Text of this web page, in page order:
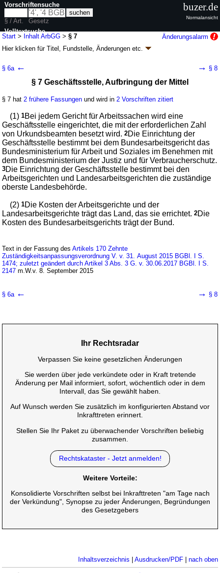
Start > Inhalt ArbGG >§ 7
Änderungsalarm
Hier klicken fürTitel, Fundstelle, Änderungen etc.
Artikel 7 G. v. 20.05.2026BGBl. 2026 I Nr. 152
Arbeitsgerichte
Erster Teil Allgemeine Vorschriften
§ 6a ← → § 8
§ 7 Geschäftsstelle, Aufbringung der Mittel
§ 7 hat 2 frühere Fassungen und wird in 2 Vorschriften zitiert
(1)1Bei jedem Gericht für Arbeitssachen wird eine
Geschäftsstelle eingerichtet, die mit der erforderlichen Zahl
von Urkundsbeamten besetzt wird.2Die Einrichtung der
Geschäftsstelle bestimmt bei dem Bundesarbeitsgericht das
Bundesministerium für Arbeit und Soziales im Benehmen mit
dem Bundesministerium der Justiz und für Verbraucherschutz.
3Die Einrichtung der Geschäftsstelle bestimmt bei den
Arbeitsgerichten und Landesarbeitsgerichten die zuständige
oberste Landesbehörde.
(2)1Die Kosten der Arbeitsgerichte und der
Landesarbeitsgerichte trägt das Land, das sie errichtet.2Die
Kosten des Bundesarbeitsgerichts trägt der Bund.
Text in der Fassung desArtikels 170 Zehnte
Zuständigkeitsanpassungsverordnung V. v. 31. August 2015 BGBl. I S.
1474; zuletzt geändert durch Artikel 3 Abs. 3 G. v. 30.06.2017 BGBl. I S.
2147 m.W.v. 8. September 2015
§ 6a ← → § 8
Ihr Rechtsradar
Verpassen Sie keine gesetzlichen Änderungen
Sie werden über jede verkündete oder in Kraft tretende
Änderung per Mail informiert, sofort, wöchentlich oder in dem
Intervall, das Sie gewählt haben.
Auf Wunsch werden Sie zusätzlich im konfigurierten Abstand vor
Inkrafttreten erinnert.
Stellen Sie Ihr Paket zu überwachender Vorschriften beliebig
zusammen.
Rechtskataster - Jetzt anmelden!
Weitere Vorteile:
Konsolidierte Vorschriften selbst bei Inkrafttreten "am Tage nach
der Verkündung", Synopse zu jeder Änderungen, Begründungen
des Gesetzgebers
Inhaltsverzeichnis Ausdrucken/PDF| nach oben
Vorschriftensuche
§ / Art.
Gesetz
Volltextsuche
nur in ArbGG
buzer.de
Normalansicht